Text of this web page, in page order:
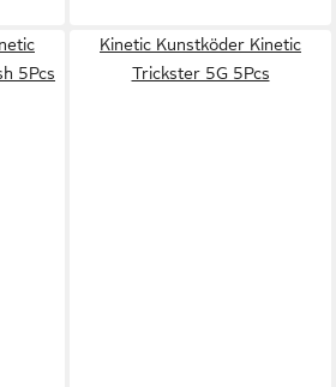
5Pcs
Kinetic Kunstköder Kinetic
Trickster 5G 5Pcs